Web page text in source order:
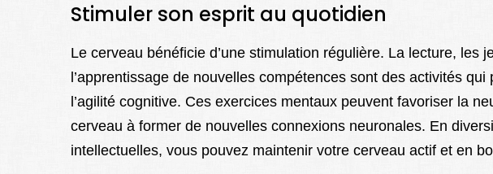
Stimuler son esprit au quotidien
Le cerveau bénéficie d’une stimulation régulière. La lecture, les
l’apprentissage de nouvelles compétences sont des activités
l’agilité cognitive. Ces exercices mentaux peuvent favoriser la
cerveau à former de nouvelles connexions neuronales. En
intellectuelles, vous pouvez maintenir votre cerveau actif et en